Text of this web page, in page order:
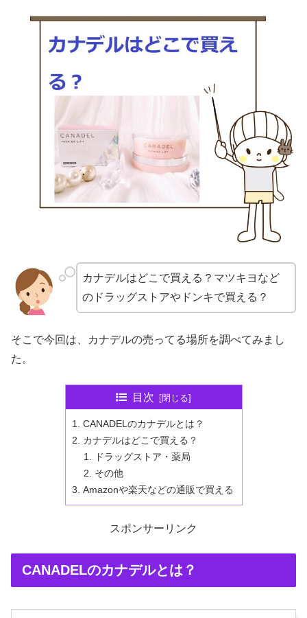
カナデルはどこで買える？マツキヨなど
のドラッグストアやドンキで買える？
そこで今回は、カナデルの売ってる場所を調べてみまし
た。
目次
CANADELのカナデルとは？
カナデルはどこで買える？
ドラッグストア・薬局
その他
Amazonや楽天などの通販で買える
スポンサーリンク
CANADELのカナデルとは？